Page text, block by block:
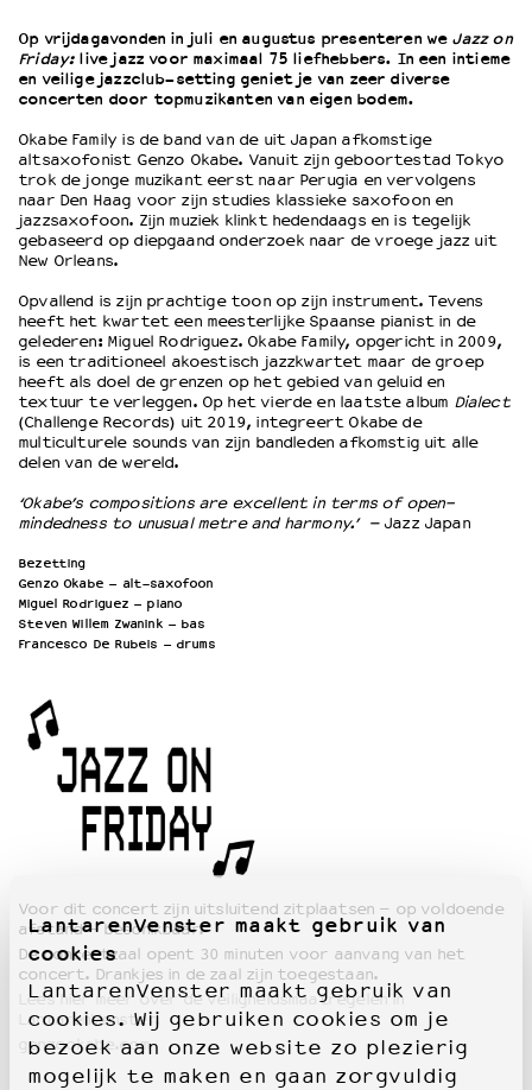
LantarenVenster maakt gebruik van
cookies
LantarenVenster maakt gebruik van
cookies. Wij gebruiken cookies om je
bezoek aan onze website zo plezierig
mogelijk te maken en gaan zorgvuldig
OVER LANTARENVENSTER
Wat we doen
Wie is wie
Word vriend
Historie
Partners
Huisregels
Privacyverklaring
Integriteits- en gedragscode
Duurzaamheid
Culturele boycot Israël
Ruimte voor artistieke vrijheid – VNPF
Op vrijdagavonden in juli en augustus presenteren we Jazz on
Friday:live jazz voor maximaal 75 liefhebbers. In een intieme
en veilige jazzclub-setting geniet je van zeer diverse
concerten door topmuzikanten van eigen bodem.
Okabe Family is de band van de uit Japan afkomstige
altsaxofonist Genzo Okabe. Vanuit zijn geboortestad Tokyo
trok de jonge muzikant eerst naar Perugia en vervolgens
naar Den Haag voor zijn studies klassieke saxofoon en
jazzsaxofoon. Zijn muziek klinkt hedendaags en is tegelijk
gebaseerd op diepgaand onderzoek naar de vroege jazz uit
New Orleans.
Opvallend is zijn prachtige toon op zijn instrument. Tevens
heeft het kwartet een meesterlijke Spaanse pianist in de
gelederen: Miguel Rodriguez. Okabe Family, opgericht in 2009,
is een traditioneel akoestisch jazzkwartet maar de groep
heeft als doel de grenzen op het gebied van geluid en
textuur te verleggen. Op het vierde en laatste album Dialect
(Challenge Records) uit 2019, integreert Okabe de
multiculturele sounds van zijn bandleden afkomstig uit alle
delen van de wereld.
‘Okabe’s compositions are excellent in terms of open-
mindedness to unusual metre and harmony.’ –Jazz Japan
Bezetting
Genzo Okabe – alt-saxofoon
Miguel Rodriguez – piano
Steven Willem Zwanink – bas
Francesco De Rubeis – drums
Voor dit concert zijn uitsluitend zitplaatsen – op voldoende
afstand – beschikbaar.
De concertzaal opent 30 minuten voor aanvang van het
concert. Drankjes in de zaal zijn toegestaan.
Lees hier meer over de veiligheidsmaatregelen in
LantarenVenster.
genzookabe.com